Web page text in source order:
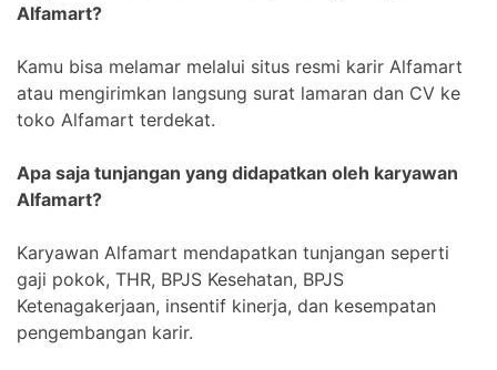
Alfamart?
Kamu bisa melamar melalui situs resmi karir Alfamart
atau mengirimkan langsung surat lamaran dan CV ke
toko Alfamart terdekat.
Apa saja tunjangan yang didapatkan oleh karyawan
Alfamart?
Karyawan Alfamart mendapatkan tunjangan seperti
gaji pokok, THR, BPJS Kesehatan, BPJS
Ketenagakerjaan, insentif kinerja, dan kesempatan
pengembangan karir.